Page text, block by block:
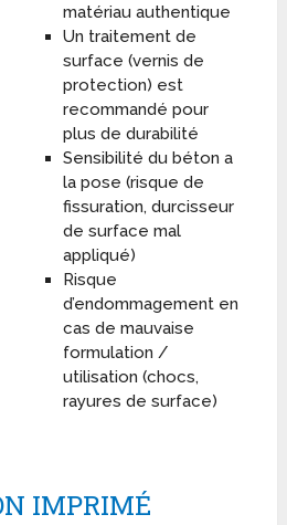
matériau authentique
Un traitement de
surface (vernis de
protection) est
recommandé pour
plus de durabilité
Sensibilité du béton a
la pose (risque de
fissuration, durcisseur
de surface mal
appliqué)
Risque
d’endommagement en
cas de mauvaise
formulation /
utilisation (chocs,
rayures de surface)
IMPRIMÉ